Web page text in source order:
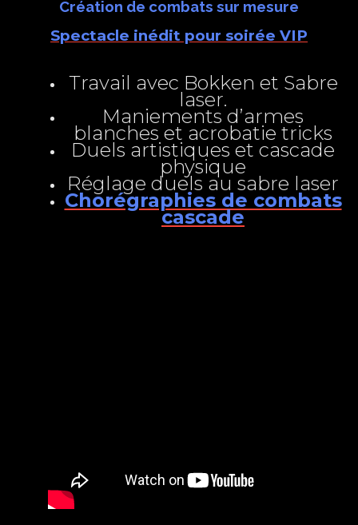
Création de combats sur mesure
Spectacle inédit pour soirée VIP
Travail avec Bokken et Sabre
laser.
Maniements d’armes
blanches et acrobatie tricks
Duels artistiques et cascade
physique
Réglage duels au sabre laser
Chorégraphies de combats
cascade